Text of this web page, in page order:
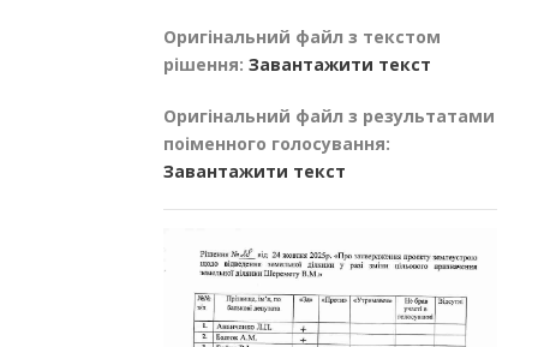
Оригінальний файл з текстом
рішення: Завантажити текст
Оригінальний файл з результатами
поіменного голосування:
Завантажити текст